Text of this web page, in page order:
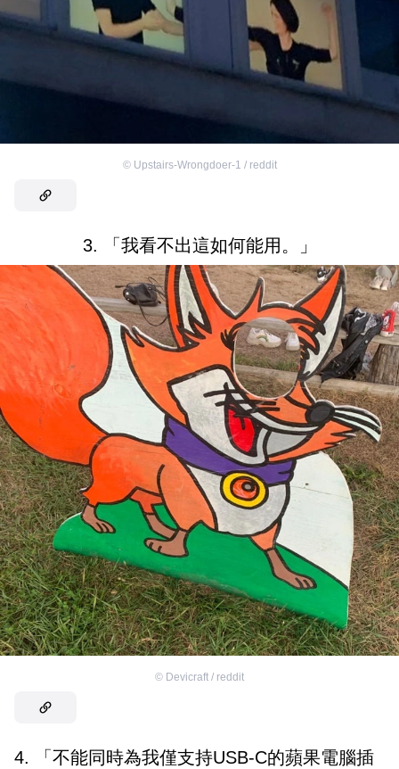
© Upstairs-Wrongdoer-1 / reddit
3. 「我看不出這如何能用。」
© Devicraft / reddit
4. 「不能同時為我僅支持USB-C的蘋果電腦插